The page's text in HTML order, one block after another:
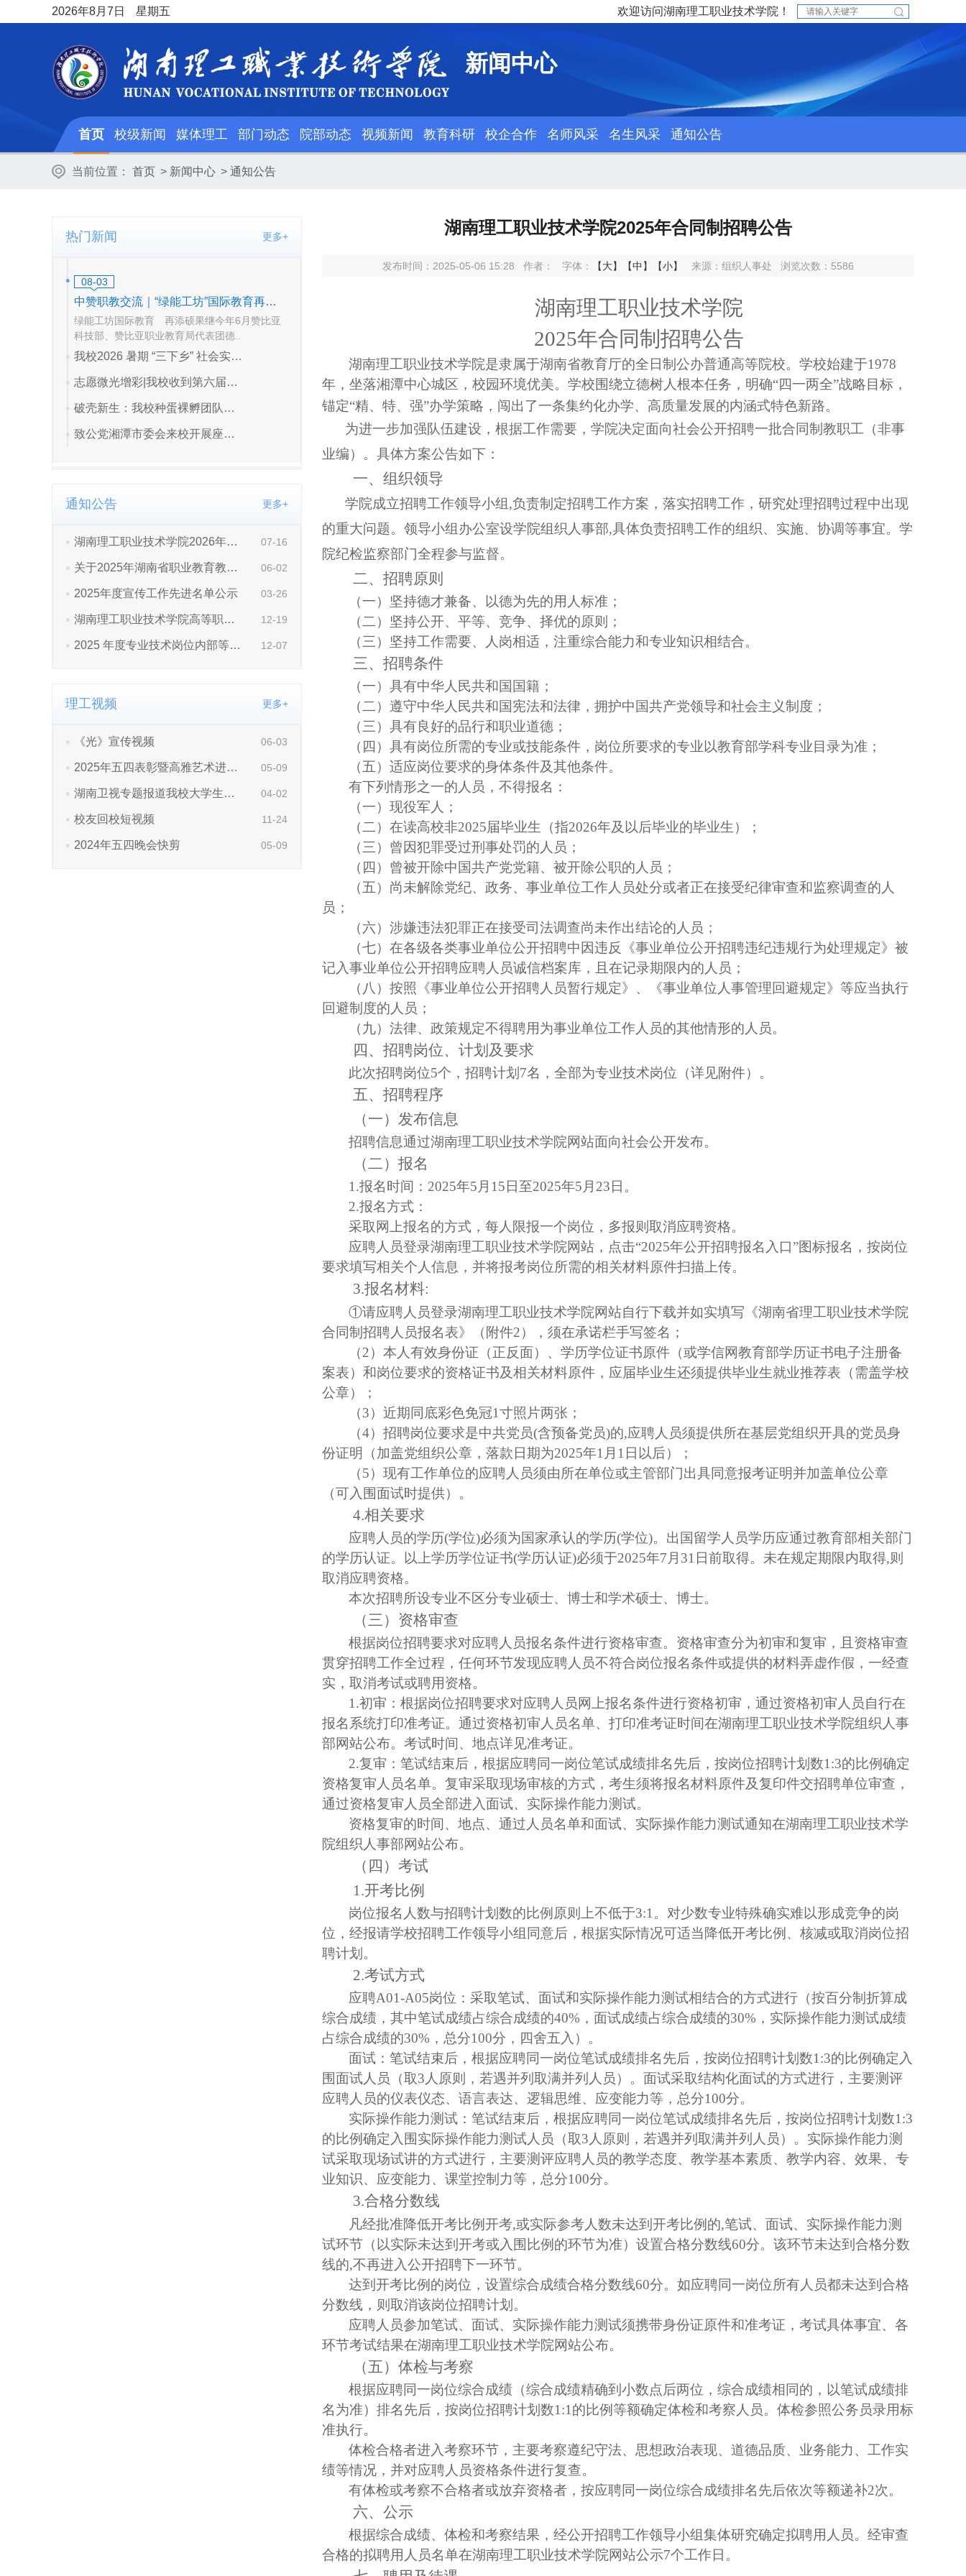
2026年8月7日 星期五 欢迎访问湖南理工职业技术学院！
新闻中心
首页 校级新闻 媒体理工 部门动态 院部动态 视频新闻 教育科研 校企合作 名师风采 名生风采 通知公告
当前位置： 首页 > 新闻中心 > 通知公告
热门新闻 更多+
通知公告 更多+
理工视频 更多+
湖南理工职业技术学院2025年合同制招聘公告
发布时间：2025-05-06 15:28 作者： 字体： 【大】 【中】 【小】 来源：组织人事处 浏览次数： 5586
湖南理工职业技术学院
2025年合同制招聘公告
湖南理工职业技术学院是隶属于湖南省教育厅的全日制公办普通高等院校。学校始建于1978
年，坐落湘潭中心城区，校园环境优美。学校围绕立德树人根本任务，明确“四一两全”战略目标，
锚定“精、特、强”办学策略，闯出了一条集约化办学、高质量发展的内涵式特色新路。
为进一步加强队伍建设，根据工作需要，学院决定面向社会公开招聘一批合同制教职工（非事
业编）。具体方案公告如下：
一、组织领导
学院成立招聘工作领导小组 ,负责制定招聘工作方案，落实招聘工作，研究处理招聘过程中出现
的重大问题。领导小组办公室设学院组织人事部,具体负责招聘工作的组织、实施、协调等事宜。学
院纪检监察部门全程参与监督。
二、招聘原则
（一）坚持德才兼备、以德为先的用人标准；
（二）坚持公开、平等、竞争、择优的原则；
（三）坚持工作需要、人岗相适，注重综合能力和专业知识相结合。
三、招聘条件
（一）具有中华人民共和国国籍；
（二）遵守中华人民共和国宪法和法律，拥护中国共产党领导和社会主义制度；
（三）具有良好的品行和职业道德；
（四）具有岗位所需的专业或技能条件，岗位所要求的专业以教育部学科专业目录为准；
（五）适应岗位要求的身体条件及其他条件。
有下列情形之一的人员，不得报名：
（一）现役军人；
（二）在读高校非2025届毕业生（指2026年及以后毕业的毕业生）；
（三）曾因犯罪受过刑事处罚的人员；
（四）曾被开除中国共产党党籍、被开除公职的人员；
（五）尚未解除党纪、政务、事业单位工作人员处分或者正在接受纪律审查和监察调查的人
员；
（六）涉嫌违法犯罪正在接受司法调查尚未作出结论的人员；
（七）在各级各类事业单位公开招聘中因违反《事业单位公开招聘违纪违规行为处理规定》被
记入事业单位公开招聘应聘人员诚信档案库，且在记录期限内的人员；
（八）按照《事业单位公开招聘人员暂行规定》、《事业单位人事管理回避规定》等应当执行
回避制度的人员；
（九）法律、政策规定不得聘用为事业单位工作人员的其他情形的人员。
四、招聘岗位、计划及要求
此次招聘岗位5个，招聘计划 7名，全部为专业技术岗位（详见附件）。
五、招聘程序
（一）发布信息
招聘信息通过湖南理工职业技术学院网站面向社会公开发布。
（二）报名
1.报名时间： 2025年5 月 15 日至2025年5 月 23 日。
2.报名方式：
采取网上报名的方式，每人限报一个岗位，多报则取消应聘资格。
应聘人员登录湖南理工职业技术学院网站，点击“2025年公开招聘报名入口”图标报名，按岗位
要求填写相关个人信息，并将报考岗位所需的相关材料原件扫描上传。
3.报名材料:
①请应聘人员登录湖南理工职业技术学院网站自行下载并如实填写《湖南省理工职业技术学院
合同制招聘人员报名表》（附件2），须在承诺栏手写签名；
（2）本人有效身份证（正反面）、学历学位证书原件（或学信网教育部学历证书电子注册备
案表）和岗位要求的资格证书及相关材料原件，应届毕业生还须提供毕业生就业推荐表（需盖学校
公章）；
（3）近期同底彩色免冠1寸照片两张；
（4）招聘岗位要求是中共党员(含预备党员)的,应聘人员须提供所在基层党组织开具的党员身
份证明（加盖党组织公章，落款日期为2025年1 月 1 日以后）；
（5）现有工作单位的应聘人员须由所在单位或主管部门出具同意报考证明并加盖单位公章
（可入围面试时提供）。
4.相关要求
应聘人员的学历(学位)必须为国家承认的学历(学位)。出国留学人员学历应通过教育部相关部门
的学历认证。以上学历学位证书(学历认证)必须于2025年7 月 31 日前取得。未在规定期限内取得,则
取消应聘资格。
本次招聘所设专业不区分专业硕士、博士和学术硕士、博士。
（三）资格审查
根据岗位招聘要求对应聘人员报名条件进行资格审查。资格审查分为初审和复审，且资格审查
贯穿招聘工作全过程，任何环节发现应聘人员不符合岗位报名条件或提供的材料弄虚作假，一经查
实，取消考试或聘用资格。
1.初审：根据岗位招聘要求对应聘人员网上报名条件进行资格初审，通过资格初审人员自行在
报名系统打印准考证。通过资格初审人员名单、打印准考证时间在湖南理工职业技术学院组织人事
部网站公布。考试时间、地点详见准考证。
2.复审：笔试结束后，根据应聘同一岗位笔试成绩排名先后，按岗位招聘计划数1:3的比例确定
资格复审人员名单。复审采取现场审核的方式，考生须将报名材料原件及复印件交招聘单位审查，
通过资格复审人员全部进入面试、实际操作能力测试。
资格复审的时间、地点、通过人员名单和面试、实际操作能力测试通知在湖南理工职业技术学
院组织人事部网站公布。
（四）考试
1.开考比例
岗位报名人数与招聘计划数的比例原则上不低于3:1 。对少数专业特殊确实难以形成竞争的岗
位，经报请学校招聘工作领导小组同意后，根据实际情况可适当降低开考比例、核减或取消岗位招
聘计划。
2.考试方式
应聘A01-A05岗位：采取笔试、面试和实际操作能力测试相结合的方式进行（按百分制折算成
综合成绩，其中笔试成绩占综合成绩的40% ，面试成绩占综合成绩的30% ，实际操作能力测试成绩
占综合成绩的30% ，总分100分，四舍五入）。
面试：笔试结束后，根据应聘同一岗位笔试成绩排名先后，按岗位招聘计划数1:3的比例确定入
围面试人员（取3 人原则，若遇并列取满并列人员）。面试采取结构化面试的方式进行，主要测评
应聘人员的仪表仪态、语言表达、逻辑思维、应变能力等，总分100分。
实际操作能力测试 ：笔试结束后，根据应聘同一岗位笔试成绩排名先后，按岗位招聘计划数1:3
的比例确定入围实际操作能力测试人员（取3 人原则，若遇并列取满并列人员）。实际操作能力测
试采取现场试讲的方式进行，主要测评应聘人员的教学态度、教学基本素质、教学内容、效果、专
业知识、应变能力、课堂控制力等，总分100分。
3.合格分数线
凡经批准降低开考比例开考,或实际参考人数未达到开考比例的,笔试、面试、实际操作能力测
试环节（以实际未达到开考或入围比例的环节为准）设置合格分数线60分。该环节未达到合格分数
线的,不再进入公开招聘下一环节。
达到开考比例的岗位，设置综合成绩合格分数线60分。如应聘同一岗位所有人员都未达到合格
分数线，则取消该岗位招聘计划。
应聘人员参加笔试、面试、实际操作能力测试须携带身份证原件和准考证，考试具体事宜、各
环节考试结果在湖南理工职业技术学院网站公布。
（五）体检与考察
根据应聘同一岗位综合成绩（综合成绩精确到小数点后两位，综合成绩相同的，以笔试成绩排
名为准）排名先后，按岗位招聘计划数1:1 的比例等额确定体检和考察人员。体检参照公务员录用标
准执行。
体检合格者进入考察环节，主要考察遵纪守法、思想政治表现、道德品质、业务能力、工作实
绩等情况，并对应聘人员资格条件进行复查。
有体检或考察不合格者或放弃资格者，按应聘同一岗位综合成绩排名先后依次等额递补2次。
六、公示
根据综合成绩、体检和考察结果，经公开招聘工作领导小组集体研究确定拟聘用人员。经审查
合格的拟聘用人员名单在湖南理工职业技术学院网站公示7个工作日。